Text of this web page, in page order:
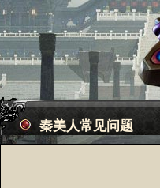
秦美人常见问题